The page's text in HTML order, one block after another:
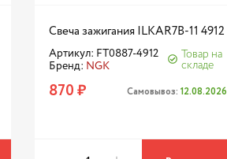
Свеча зажигания ILKAR7B-11 4912
Артикул: FT0887-4912
Бренд: NGK
Товар на
складе
870 ₽ Самовывоз:12.08.2026